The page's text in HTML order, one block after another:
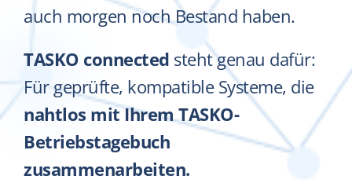
auch morgen noch Bestand haben.
TASKO connected steht genau dafür:
Für geprüfte, kompatible Systeme, die
nahtlos mit Ihrem TASKO-
Betriebstagebuch
zusammenarbeiten.